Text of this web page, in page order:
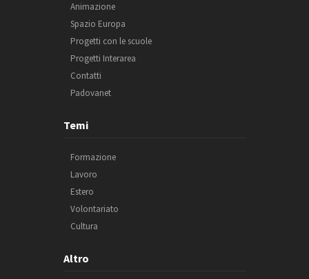
Animazione
Spazio Europa
Progetti con le scuole
Progetti Interarea
Contatti
Padovanet
Temi
Formazione
Lavoro
Estero
Volontariato
Cultura
Altro